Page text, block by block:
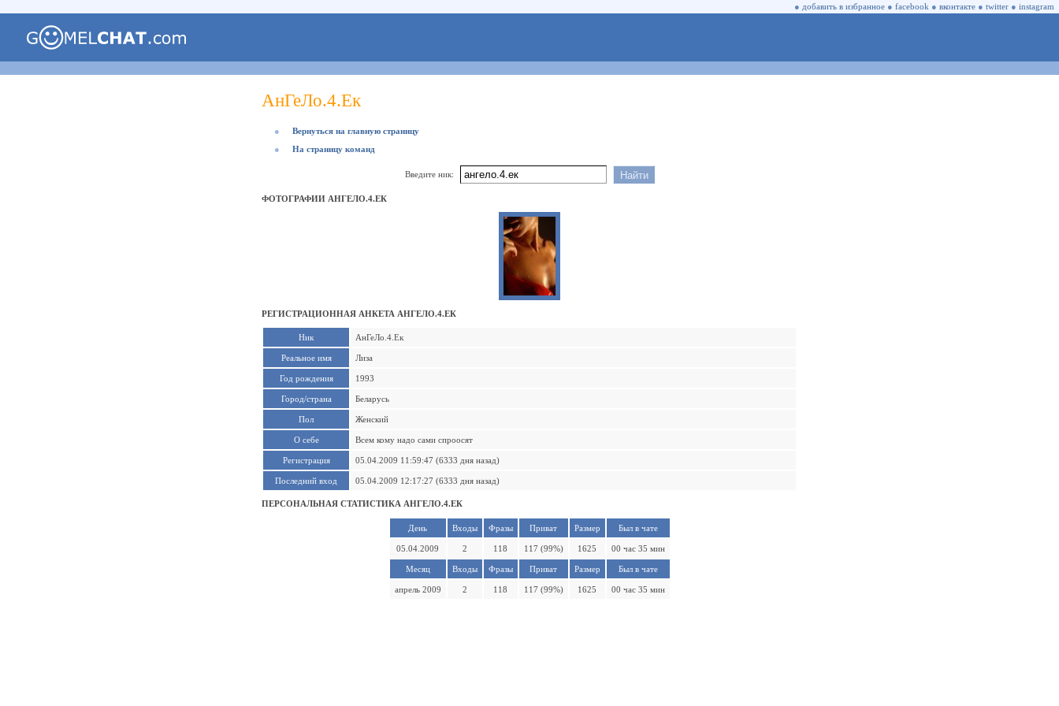
● добавить в избранное ● facebook ● вконтакте ● twitter ● instagram
АнГеЛо.4.Ек
●
Вернуться на главную страницу
●
На страницу команд
Введите ник:
ФОТОГРАФИИ АНГЕЛО.4.ЕК
РЕГИСТРАЦИОННАЯ АНКЕТА АНГЕЛО.4.ЕК
Ник АнГеЛо.4.Ек
Реальное имя Лиза
Год рождения 1993
Город/страна Беларусь
Пол Женский
О себе Всем кому надо сами спроосят
Регистрация 05.04.2009 11:59:47 (6333 дня назад)
Последний вход 05.04.2009 12:17:27 (6333 дня назад)
ПЕРСОНАЛЬНАЯ СТАТИСТИКА АНГЕЛО.4.ЕК
День Входы Фразы Приват Размер Был в чате
05.04.2009 2 118 117 (99%) 1625 00 час 35 мин
Месяц Входы Фразы Приват Размер Был в чате
апрель 2009 2 118 117 (99%) 1625 00 час 35 мин